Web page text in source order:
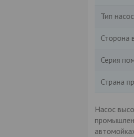
Тип
Сторона
Серия
Страна
Насос